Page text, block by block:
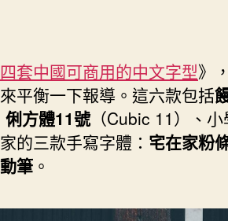
日
期
四套中國可商用的中文字型》
平衡一下報導。這六款包括
俐方體11號（Cubic 11）、小
的三款手寫字體： 宅在家粉
筆 。